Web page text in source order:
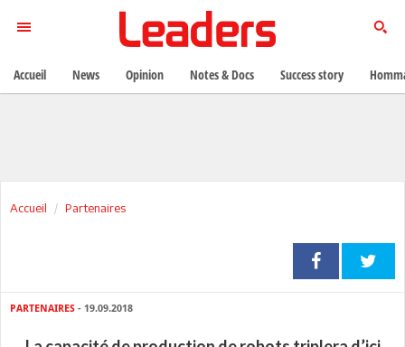
Accueil Partenaires
PARTENAIRES - 19.09.2018
Accueil News Opinion Notes & Docs Success story